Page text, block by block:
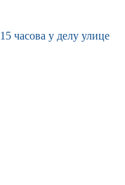
часова у делу улице